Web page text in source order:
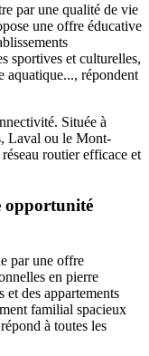
par une qualité de vie
une offre éducative
sportives et culturelles,
aquatique..., répondent
Située à
Laval ou le Mont-
routier efficace et
opportunité
par une offre
en pierre
des appartements
familial spacieux
à toutes les